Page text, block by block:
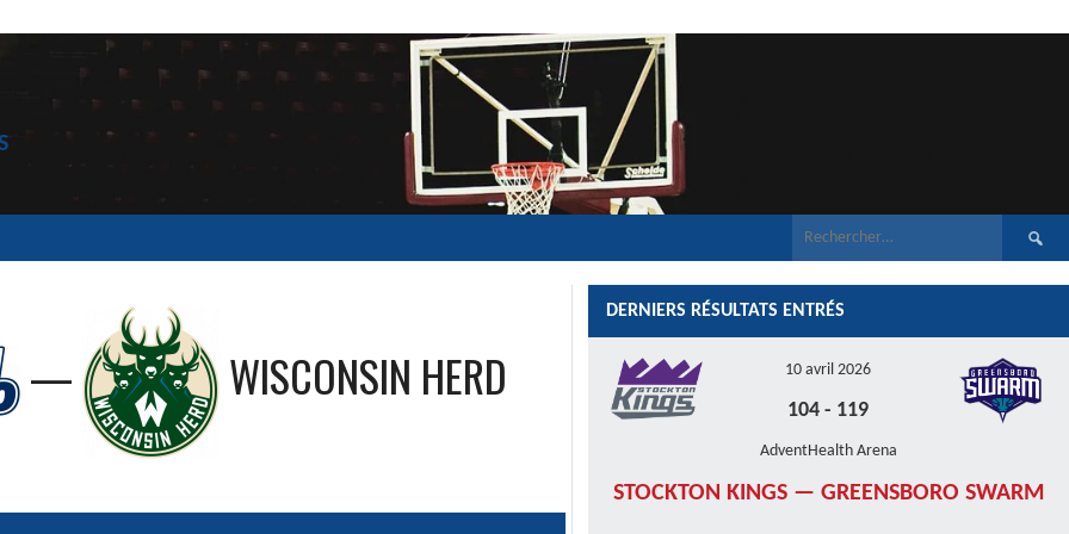
— WISCONSIN HERD
DERNIERS RÉSULTATS ENTRÉS
10 avril 2026
104 - 119
AdventHealth Arena
STOCKTON KINGS — GREENSBORO SWARM